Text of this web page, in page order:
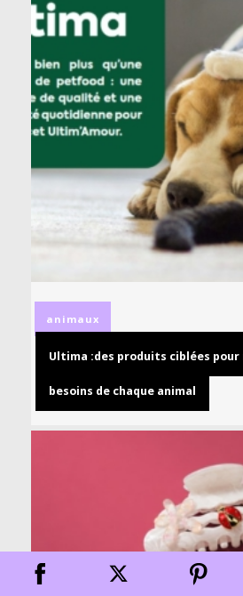
animaux
Ultima :des produits ciblées pour
besoins de chaque animal